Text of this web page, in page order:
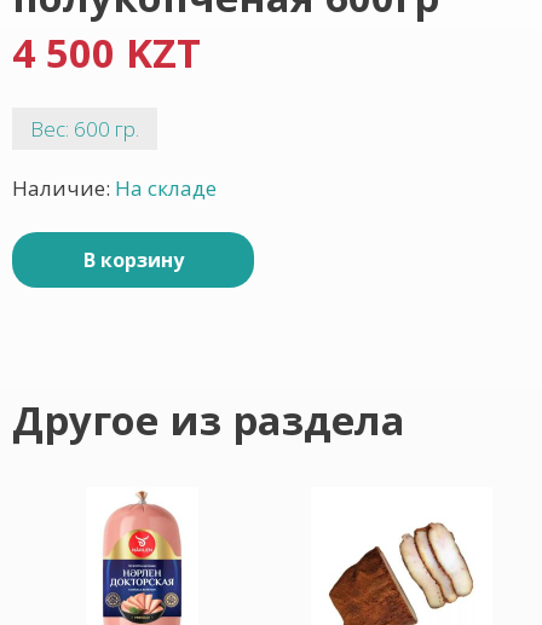
4 500 KZT
Вес: 600 гр.
Наличие: На складе
В корзину
Другое из раздела